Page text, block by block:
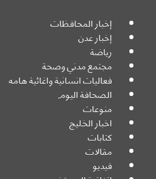
إخبار المحافظات
إخبار عدن
رياضة
مجتمع مدني وصحة
فعاليات انسانية واغاثية هامه
الصحافة اليوم
منوعات
اخبار الخليج
كتابات
مقالات
فيديو